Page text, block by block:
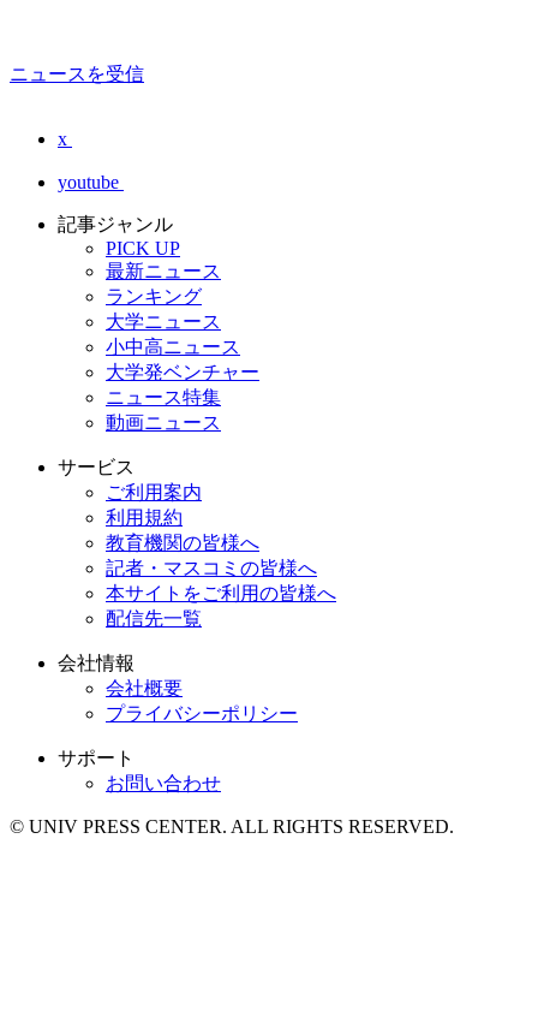
ニュースを受信
x
youtube
記事ジャンル
PICK UP
最新ニュース
ランキング
大学ニュース
小中高ニュース
大学発ベンチャー
ニュース特集
動画ニュース
サービス
ご利用案内
利用規約
教育機関の皆様へ
記者・マスコミの皆様へ
本サイトをご利用の皆様へ
配信先一覧
会社情報
会社概要
プライバシーポリシー
サポート
お問い合わせ
© UNIV PRESS CENTER. ALL RIGHTS RESERVED.